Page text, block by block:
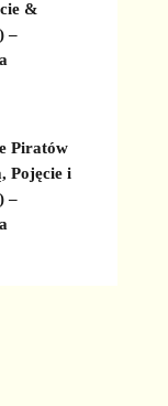
&
–
Piratów
Pojęcie i
–